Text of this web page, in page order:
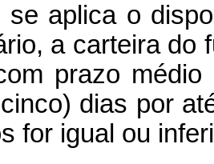
se aplica o
a carteira do
prazo
dias por
for igual ou